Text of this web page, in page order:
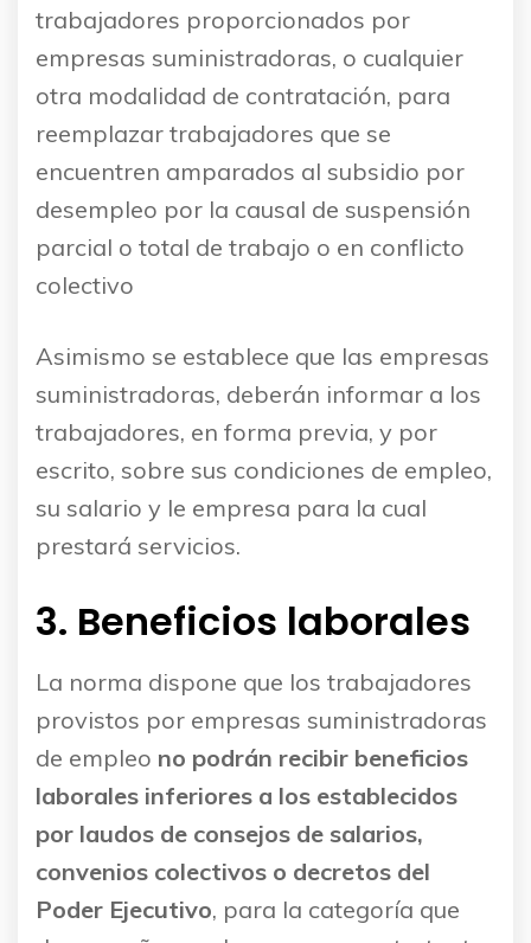
trabajadores proporcionados por
empresas suministradoras, o cualquier
otra modalidad de contratación, para
reemplazar trabajadores que se
encuentren amparados al subsidio por
desempleo por la causal de suspensión
parcial o total de trabajo o en conflicto
colectivo
Asimismo se establece que las empresas
suministradoras, deberán informar a los
trabajadores, en forma previa, y por
escrito, sobre sus condiciones de empleo,
su salario y le empresa para la cual
prestará servicios.
3. Beneficios laborales
La norma dispone que los trabajadores
provistos por empresas suministradoras
de empleo no podrán recibir beneficios
laborales inferiores a los establecidos
por laudos de consejos de salarios,
convenios colectivos o decretos del
Poder Ejecutivo, para la categoría que